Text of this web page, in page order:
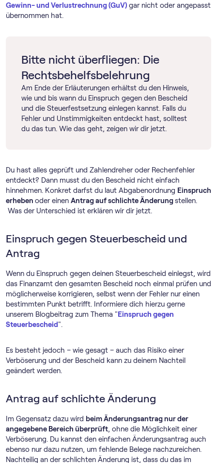
Gewinn- und Verlustrechnung (GuV) gar nicht oder angepasst
übernommen hat.
Bitte nicht überfliegen: Die
Rechtsbehelfsbelehrung
Am Ende der Erläuterungen erhältst du den Hinweis,
wie und bis wann du Einspruch gegen den Bescheid
und die Steuerfestsetzung einlegen kannst. Falls du
Fehler und Unstimmigkeiten entdeckt hast, solltest
du das tun. Wie das geht, zeigen wir dir jetzt.
Du hast alles geprüft und Zahlendreher oder Rechenfehler
entdeckt? Dann musst du den Bescheid nicht einfach
hinnehmen. Konkret darfst du laut Abgabenordnung Einspruch
erheben oder einen Antrag auf schlichte Änderungstellen.
Was der Unterschied ist erklären wir dir jetzt.
Einspruch gegen Steuerbescheid und
Antrag
Wenn du Einspruch gegen deinen Steuerbescheid einlegst, wird
das Finanzamt den gesamten Bescheid noch einmal prüfen und
möglicherweise korrigieren, selbst wenn der Fehler nur einen
bestimmten Punkt betrifft. Informiere dich hierzu gerne
unserem Blogbeitrag zum Thema " Einspruch gegen
Steuerbescheid ".
Es besteht jedoch – wie gesagt – auch das Risiko einer
Verböserung und der Bescheid kann zu deinem Nachteil
geändert werden.
Antrag auf schlichte Änderung
Im Gegensatz dazu wird beim Änderungsantrag nur der
angegebene Bereich überprüft, ohne die Möglichkeit einer
Verböserung. Du kannst den einfachen Änderungsantrag auch
ebenso nur dazu nutzen, um fehlende Belege nachzureichen.
Nachteilig an der schlichten Änderung ist, dass du das im